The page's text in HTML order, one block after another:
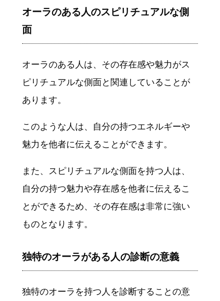
オーラのある人のスピリチュアルな側
面
オーラのある人は、その存在感や魅力がス
ピリチュアルな側面と関連していることが
あります。
このような人は、自分の持つエネルギーや
魅力を他者に伝えることができます。
また、スピリチュアルな側面を持つ人は、
自分の持つ魅力や存在感を他者に伝えるこ
とができるため、その存在感は非常に強い
ものとなります。
独特のオーラがある人の診断の意義
独特のオーラを持つ人を診断することの意